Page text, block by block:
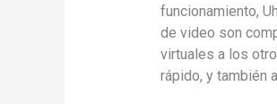
funcionamiento,
de video son
virtuales a los
rápido, y también